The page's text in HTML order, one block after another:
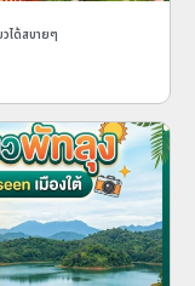
ได้สบายๆ